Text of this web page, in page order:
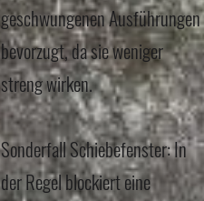
geschwungenen Ausführungen
bevorzugt, da sie weniger
streng wirken.
Sonderfall Schiebefenster: In
der Regel blockiert eine